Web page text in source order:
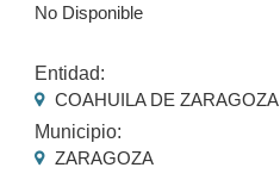
No Disponible
Entidad:
COAHUILA DE ZARAGOZA
Municipio:
ZARAGOZA